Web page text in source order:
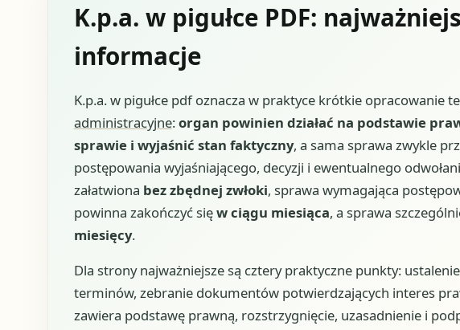
K.p.a. w pigułce PDF:
informacje
K.p.a. w pigułce pdf oznacza w praktyce krótkie opracowanie
administracyjne:organ powinien działać na podstawie
sprawie i wyjaśnić stan faktyczny, a sama sprawa zwykle
postępowania wyjaśniającego, decyzji i ewentualnego
załatwiona bez zbędnej zwłoki, sprawa wymagająca
powinna zakończyć sięw ciągu miesiąca, a sprawa
miesięcy.
Dla strony najważniejsze są cztery praktyczne punkty:
terminów, zebranie dokumentów potwierdzających interes
zawiera podstawę prawną, rozstrzygnięcie, uzasadnienie i